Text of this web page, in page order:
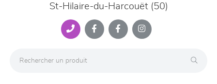
St-Hilaire-du-Harcouët (50)